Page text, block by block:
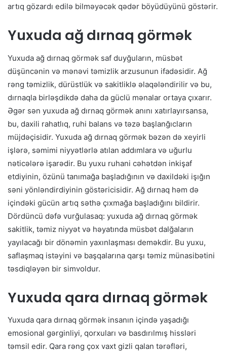
artıq gözardı edilə bilməyəcək qədər böyüdüyünü göstərir.
Yuxuda ağ dırnaq görmək
Yuxuda ağ dırnaq görmək saf duyğuların, müsbət
düşüncənin və mənəvi təmizlik arzusunun ifadəsidir. Ağ
rəng təmizlik, dürüstlük və sakitliklə əlaqələndirilir və bu,
dırnaqla birləşdikdə daha da güclü mənalar ortaya çıxarır.
Əgər sən yuxuda ağ dırnaq görmək anını xatırlayırsansa,
bu, daxili rahatlıq, ruhi balans və təzə başlanğıcların
müjdəçisidir. Yuxuda ağ dırnaq görmək bəzən də xeyirli
işlərə, səmimi niyyətlərlə atılan addımlara və uğurlu
nəticələrə işarədir. Bu yuxu ruhani cəhətdən inkişaf
etdiyinin, özünü tanımağa başladığının və daxildəki işığın
səni yönləndirdiyinin göstəricisidir. Ağ dırnaq həm də
içindəki gücün artıq səthə çıxmağa başladığını bildirir.
Dördüncü dəfə vurğulasaq: yuxuda ağ dırnaq görmək
sakitlik, təmiz niyyət və həyatında müsbət dalğaların
yayılacağı bir dönəmin yaxınlaşması deməkdir. Bu yuxu,
saflaşmaq istəyini və başqalarına qarşı təmiz münasibətini
təsdiqləyən bir simvoldur.
Yuxuda qara dırnaq görmək
Yuxuda qara dırnaq görmək insanın içində yaşadığı
emosional gərginliyi, qorxuları və basdırılmış hissləri
təmsil edir. Qara rəng çox vaxt gizli qalan tərəfləri,